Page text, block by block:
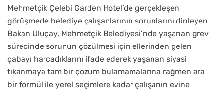
Mehmetçik Çelebi Garden Hotel’de gerçekleşen
görüşmede belediye çalışanlarının sorunlarını dinleyen
Bakan Uluçay, Mehmetçik Belediyesi’nde yaşanan grev
sürecinde sorunun çözülmesi için ellerinden gelen
çabayı harcadıklarını ifade ederek yaşanan siyasi
tıkanmaya tam bir çözüm bulamamalarına rağmen ara
bir formül ile yerel seçimlere kadar çalışanın evine